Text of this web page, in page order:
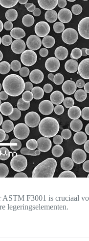
F3001 is cruciaal
legeringselementen.